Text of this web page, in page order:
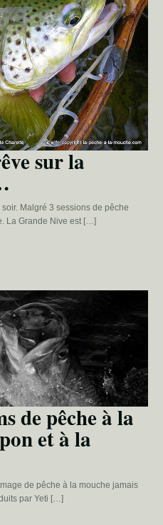
sur la
Malgré 3 sessions de pêche
La Grande Nive est […]
de pêche à la
et à la
de pêche à la mouche jamais
par Yeti […]